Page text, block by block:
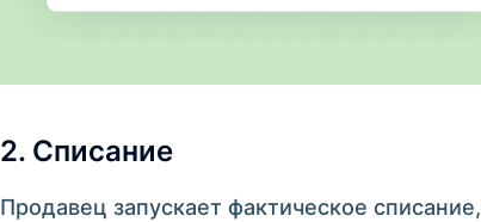
2. Списание
Продавец запускает фактическое списание,